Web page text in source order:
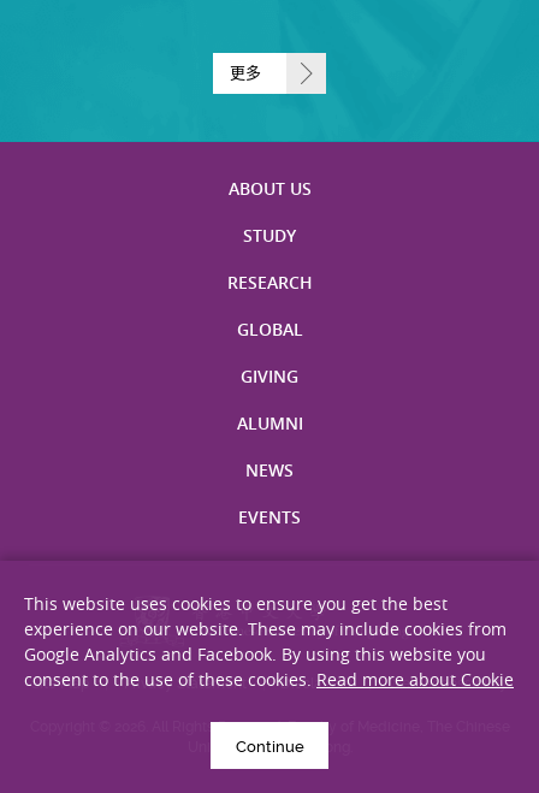
更多
ABOUT US
STUDY
RESEARCH
GLOBAL
GIVING
ALUMNI
NEWS
EVENTS
Site Map Privacy Statement Disclaimer Web Accessibility
Copyright © 2026. All Rights Reserved. Faculty of Medicine, The Chinese
University of Hong Kong.
This website uses cookies to ensure you get the best
experience on our website. These may include cookies from
Google Analytics and Facebook. By using this website you
consent to the use of these cookies. Read more about Cookie
Continue